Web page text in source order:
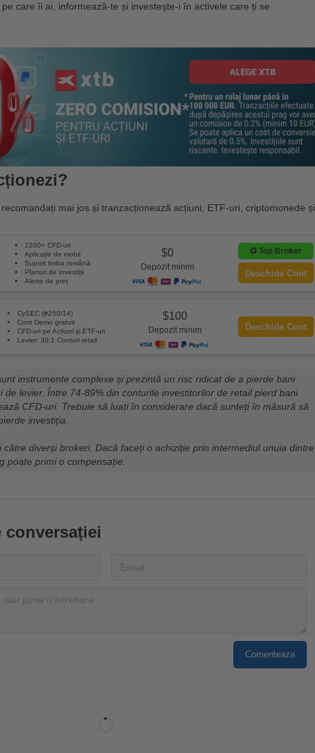
care îi ai, informează-te și investește-i în activele care ți se
mai jos și tranzacționează acțiuni, ETF-uri, criptomonede și
2200+ CFD-uri
Aplicație de mobil
Suport limba română
Planuri de investiții
Alerte de preț
$0
Depozit minim
✪Top Broker
Deschide Cont
CySEC (#250/14)
Cont Demo gratuit
CFD-uri pe Acțiuni și ETF-uri
Levier: 30:1 Conturi retail
$100
Depozit minim Deschide Cont
instrumente complexe și prezintă un risc ridicat de a pierde bani
de levier. Între 74-89% din conturile investitorilor de retail pierd bani
CFD-uri. Trebuie să luați în considerare dacă sunteți în măsură să
investiția.
către diverși brokeri. Dacă faceți o achiziție prin intermediul unuia dintre
poate primi o compensație.
conversației
Comenteaza